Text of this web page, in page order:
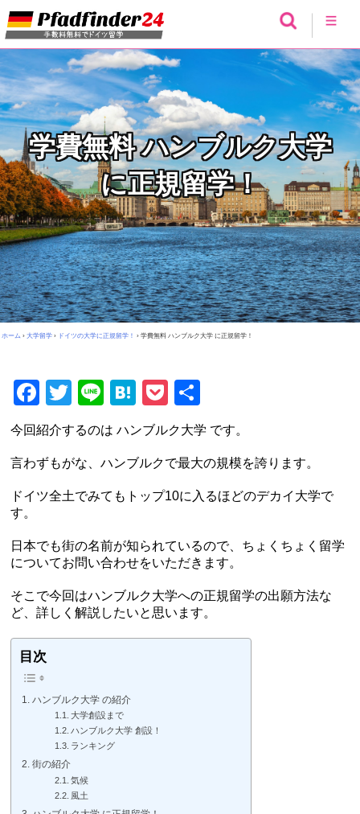
学費無料 ハンブルク大学
に正規留学！
ホーム ›大学留学 › ドイツの大学に正規留学！ ›学費無料 ハンブルク大学 に正規留学！
Facebook
Twitter
LineHatena
Pocket
有
今回紹介するのは ハンブルク大学 です。
言わずもがな、ハンブルクで最大の規模を誇ります。
ドイツ全土でみてもトップ10に入るほどのデカイ大学で
す。
日本でも街の名前が知られているので、ちょくちょく留学
についてお問い合わせをいただきます。
そこで今回はハンブルク大学への正規留学の出願方法な
ど、詳しく解説したいと思います。
目次
ハンブルク大学 の紹介
大学創設まで
ハンブルク大学 創設！
ランキング
街の紹介
気候
風土